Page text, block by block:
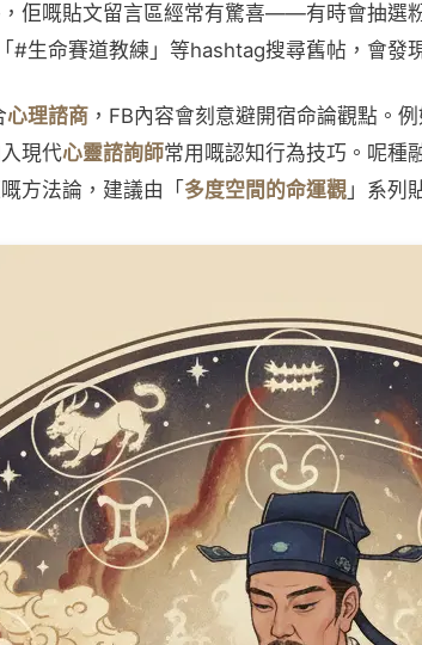
佢嘅貼文留言區經常有驚喜——有時會抽選
生命賽道教練」等hashtag搜尋舊帖，會發
心理諮商 ，FB內容會刻意避開宿命論觀點。
現代心靈諮詢師常用嘅認知行為技巧。呢種
方法論，建議由「 多度空間的命運觀 」系列